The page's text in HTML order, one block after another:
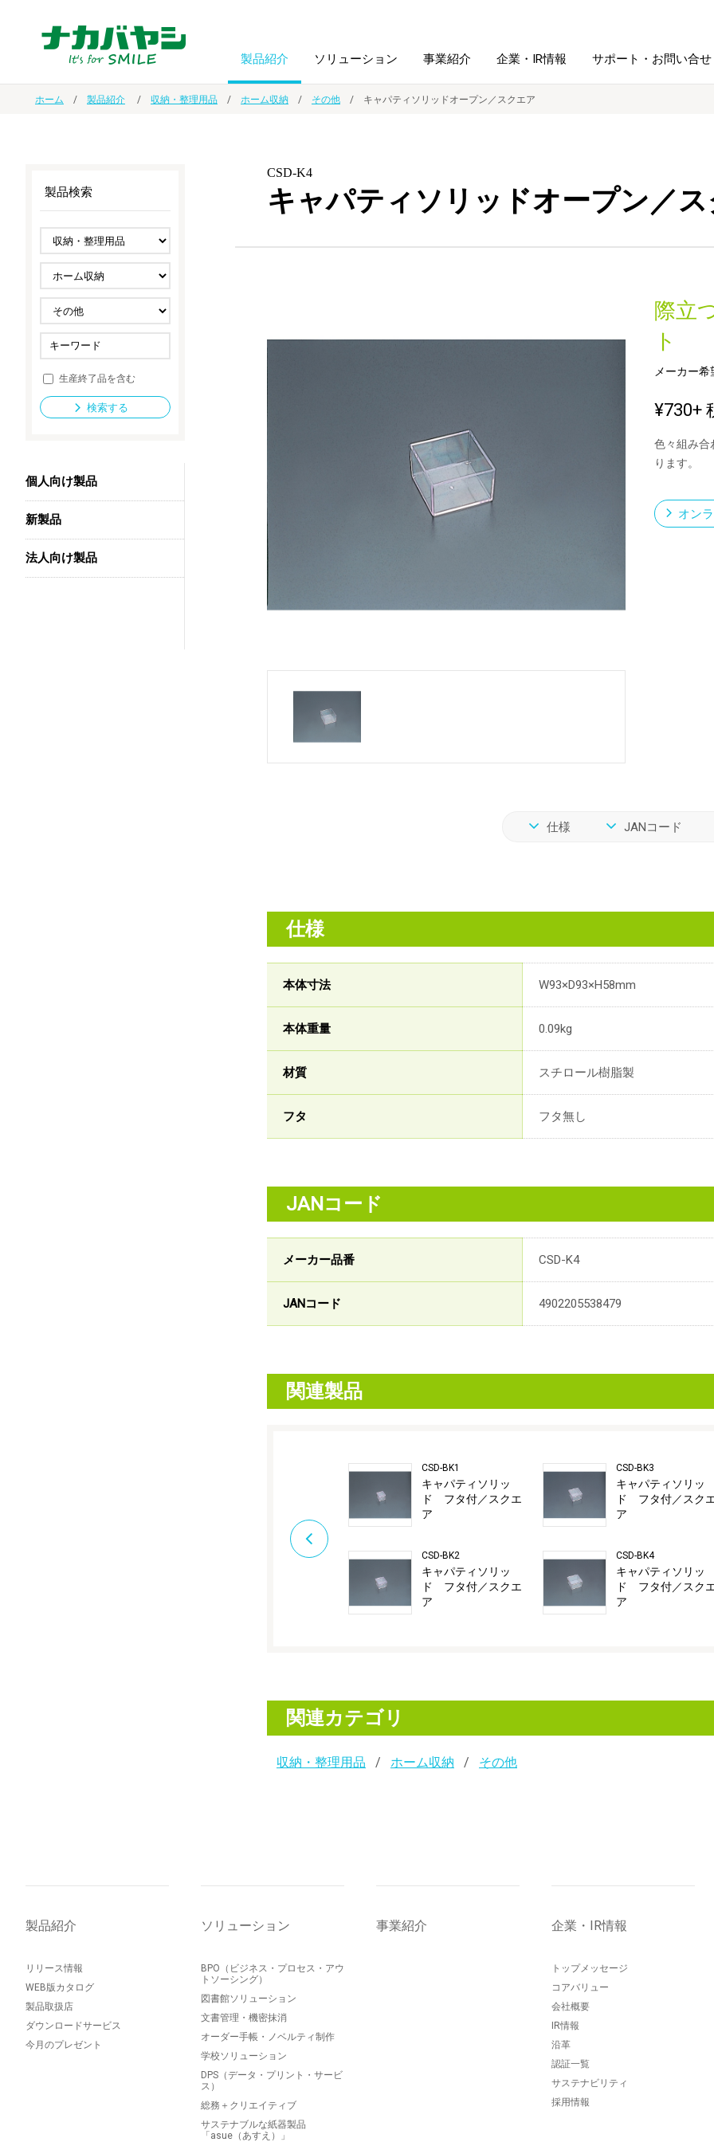
製品紹介
ノート・紙製品
ファイル・
ホルダー用品
スマートフォン・
タブレット関連
セキュリティ用品
法人向け製品
ソリューション
オーダー手帳・ノベルティ制作 学校ソリューション
ドキュメントスキャニングサービス
導入事例
事業紹介 企業・IR情報
IR情報 沿革
サステナビリティ
サポート・お問い合せ
ホーム 製品紹介 収納・整理用品 ホーム収納 その他 キャパティソリッドオープン／スクエア
CSD-K4
キャパティソリッドオープン／
際立
ト
メーカー
¥730+
色々組み合
ります。
オン
仕様 JANコード
仕様
本体寸法 W93×D93×H58mm
本体重量 0.09kg
材質 スチロール樹脂製
フタ フタ無し
JANコード
メーカー品番 CSD-K4
JANコード 4902205538479
関連製品
CSD-BK1
キャパティソリッ
ド フタ付／スクエ
ア
CSD-BK2
キャパティソリッ
ド フタ付／スクエ
ア
CSD-BK3
キャパティソリッ
ド フタ付／スク
ア
CSD-BK4
キャパティソリッ
ド フタ付／スク
ア
関連カテゴリ
収納・整理用品 ホーム収納 その他
製品検索
生産終了品を含む
検索する
個人向け製品
新製品
法人向け製品
製品紹介
リリース情報
WEB版カタログ
製品取扱店
ダウンロードサービス
今月のプレゼント
ソリューション
BPO（ビジネス・プロセス・アウ
トソーシング）
図書館ソリューション
文書管理・機密抹消
オーダー手帳・ノベルティ制作
学校ソリューション
DPS（データ・プリント・サービ
ス）
総務＋クリエイティブ
サステナブルな紙器製品
「asue（あすえ）」
事業紹介 企業・IR情報
トップメッセージ
コアバリュー
会社概要
IR情報
沿革
認証一覧
サステナビリティ
採用情報